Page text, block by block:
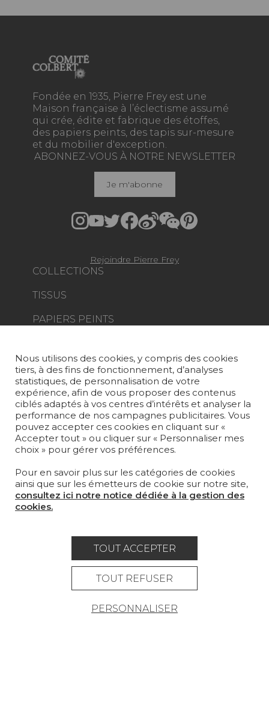
Fondée en 1935, Pierre Frey est une
Maison française à l’éclectisme assumé
qui crée, édite et fabrique des étoffes,
des papiers peints, des tapis sur-mesure
et du mobilier d'exception.
COLLECTIONS
TISSUS
PAPIERS PEINTS
MOBILIER
PROJETS
SUR-MESURE
MAGAZINE
LA MAISON
OÙ NOUS TROUVER ?
ABONNEZ-VOUS À NOTRE NEWSLETTER
Je m'abonne
Rejoindre Pierre Frey
Carrière Contact
Lexique
Mentions légales
données
Nous utilisons des cookies, y compris des cookies
tiers, à des fins de fonctionnement, d’analyses
statistiques, de personnalisation de votre
expérience, afin de vous proposer des contenus
ciblés adaptés à vos centres d’intérêts et analyser la
performance de nos campagnes publicitaires. Vous
pouvez accepter ces cookies en cliquant sur «
Accepter tout » ou cliquer sur « Personnaliser mes
choix » pour gérer vos préférences.
Pour en savoir plus sur les catégories de cookies
ainsi que sur les émetteurs de cookie sur notre site,
consultez ici notre notice dédiée à la gestion des
cookies.
TOUT ACCEPTER
TOUT REFUSER
PERSONNALISER